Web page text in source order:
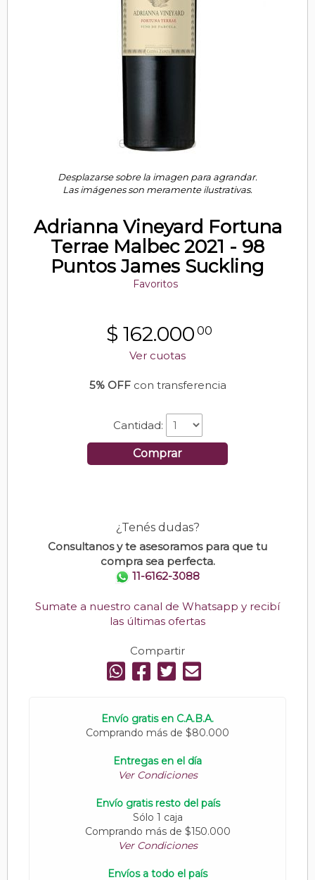
Desplazarse sobre la imagen para agrandar.
Las imágenes son meramente ilustrativas.
Adrianna Vineyard Fortuna
Terrae Malbec 2021 - 98
Puntos James Suckling
Favoritos
$ 162.000 00
Ver cuotas
5% OFFcon transferencia
Cantidad:
Comprar
¿Tenés dudas?
Consultanos y te asesoramos para que tu
compra sea perfecta.
11-6162-3088
Sumate a nuestro canal de Whatsapp y recibí
las últimas ofertas
Compartir
Envío gratis en C.A.B.A.
Comprando más de $80.000
Entregas en el día
Ver Condiciones
Envío gratis resto del país
Sólo 1 caja
Comprando más de $150.000
Ver Condiciones
Envíos a todo el país